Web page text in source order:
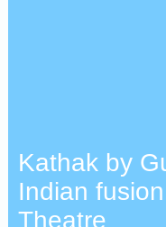
Kathak by
Indian
Theatre